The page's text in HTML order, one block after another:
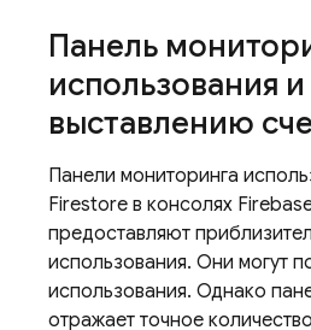
Панель
использования
выставлению
Панели мониторинга
Firestore в консолях
предоставляют
использования. Они могут
использования. Однако
отражает точное